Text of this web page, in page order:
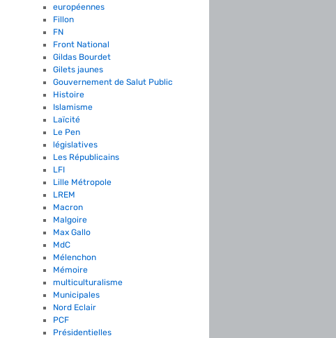
européennes
Fillon
FN
Front National
Gildas Bourdet
Gilets jaunes
Gouvernement de Salut Public
Histoire
Islamisme
Laïcité
Le Pen
législatives
Les Républicains
LFI
Lille Métropole
LREM
Macron
Malgoire
Max Gallo
MdC
Mélenchon
Mémoire
multiculturalisme
Municipales
Nord Eclair
PCF
Présidentielles